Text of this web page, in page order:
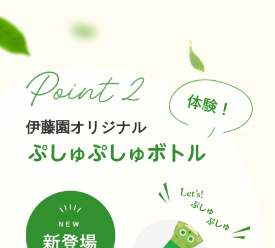
伊藤園オリジナル